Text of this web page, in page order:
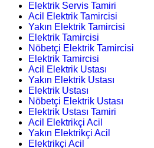
Elektrik Servis Tamiri
Acil Elektrik Tamircisi
Yakın Elektrik Tamircisi
Elektrik Tamircisi
Nöbetçi Elektrik Tamircisi
Elektrik Tamircisi
Acil Elektrik Ustası
Yakın Elektrik Ustası
Elektrik Ustası
Nöbetçi Elektrik Ustası
Elektrik Ustası Tamiri
Acil Elektrikçi Acil
Yakın Elektrikçi Acil
Elektrikçi Acil